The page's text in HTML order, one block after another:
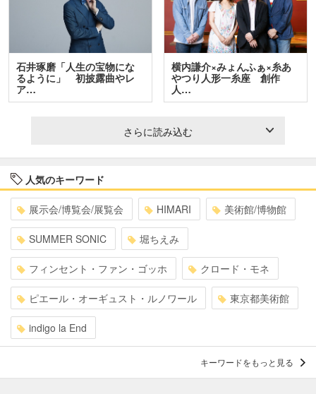
石井琢磨「人生の宝物にな
るように」 初披露曲やレ
ア…
横内謙介×みょんふぁ×糸あ
やつり人形一糸座 創作
人…
さらに読み込む
人気のキーワード
展示会/博覧会/展覧会 HIMARI 美術館/博物館
SUMMER SONIC 堀ちえみ
フィンセント・ファン・ゴッホ クロード・モネ
ピエール・オーギュスト・ルノワール 東京都美術館
indigo la End
キーワードをもっと見る